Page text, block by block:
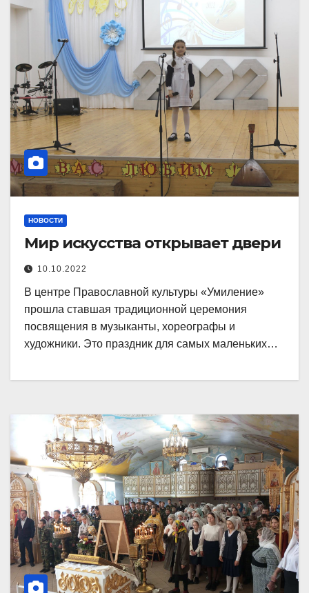
НОВОСТИ
Мир искусства открывает двери
10.10.2022
В центре Православной культуры «Умиление»
прошла ставшая традиционной церемония
посвящения в музыканты, хореографы и
художники. Это праздник для самых маленьких…